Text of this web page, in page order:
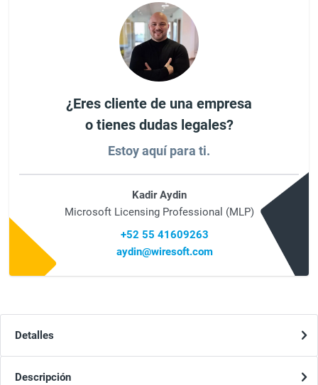
¿Eres cliente de una empresa
o tienes dudas legales?
Estoy aquí para ti.
Kadir Aydin
Microsoft Licensing Professional (MLP)
+52 55 41609263
aydin@wiresoft.com
Detalles
Descripción